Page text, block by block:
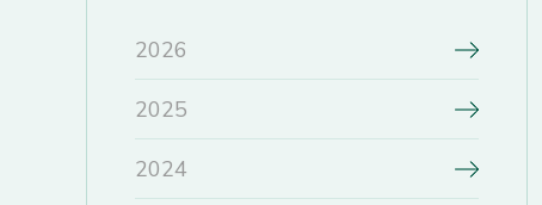
2026
2025
2024